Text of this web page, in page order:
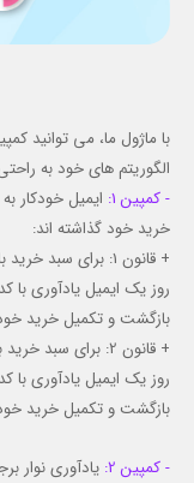
با ماژول ما، می توانید
الگوریتم های خود به
- کمپین 1:
ایمیل خودکار
خرید خود گذاشته اند:
بازگشت و تکمیل خرید خود کنید
بازگشت و تکمیل خرید خود کنید
- کمپین 2: